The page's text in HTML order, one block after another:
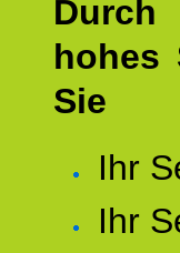
hohes
Sie
Ihr
Ihr